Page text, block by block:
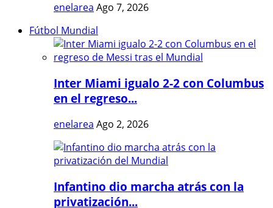
enelarea Ago 7, 2026
Fútbol Mundial
Inter Miami igualo 2-2 con Columbus
en el regreso...
enelarea Ago 2, 2026
Infantino dio marcha atrás con la
privatización...